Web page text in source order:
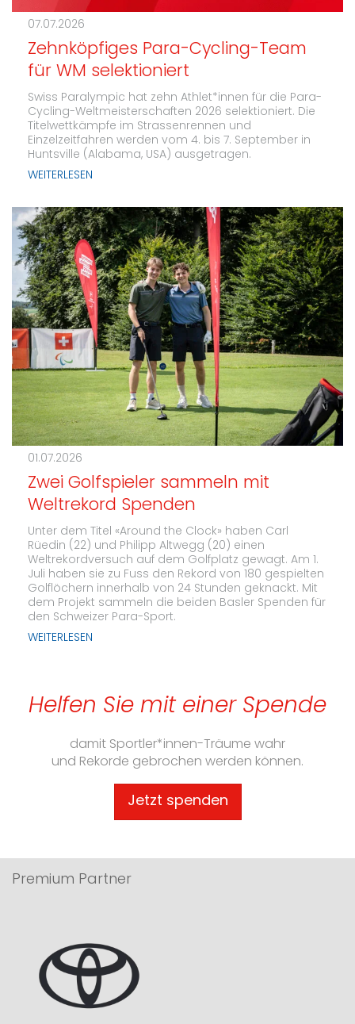
07.07.2026
Zehnköpfiges Para-Cycling-Team
für WM selektioniert
Swiss Paralympic hat zehn Athlet*innen für die Para-
Cycling-Weltmeisterschaften 2026 selektioniert. Die
Titelwettkämpfe im Strassenrennen und
Einzelzeitfahren werden vom 4. bis 7. September in
Huntsville (Alabama, USA) ausgetragen.
WEITERLESEN
01.07.2026
Zwei Golfspieler sammeln mit
Weltrekord Spenden
Unter dem Titel «Around the Clock» haben Carl
Rüedin (22) und Philipp Altwegg (20) einen
Weltrekordversuch auf dem Golfplatz gewagt. Am 1.
Juli haben sie zu Fuss den Rekord von 180 gespielten
Golflöchern innerhalb von 24 Stunden geknackt. Mit
dem Projekt sammeln die beiden Basler Spenden für
den Schweizer Para-Sport.
WEITERLESEN
Helfen Sie mit einer Spende
damit Sportler*innen-Träume wahr
und Rekorde gebrochen werden können.
Jetzt spenden
Premium Partner